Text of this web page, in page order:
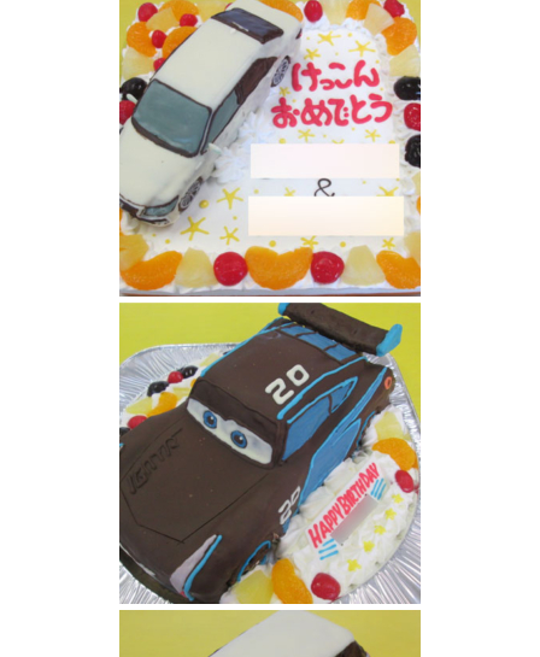
ランボルギーニ車立体ケーキ
TOYOTAクラウンロイヤル車立体ケーキ
カーズ・ジャクソン３Dケーキ